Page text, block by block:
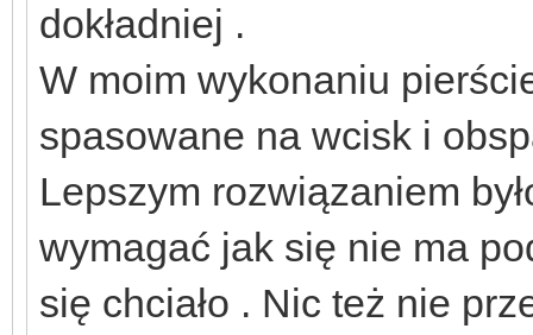
dokładniej .
W moim wykonaniu
spasowane na wcisk i
Lepszym rozwiązaniem
wymagać jak się nie ma
się chciało . Nic też nie